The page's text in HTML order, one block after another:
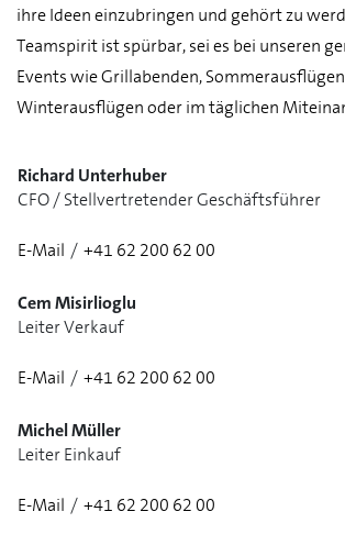
ihre Ideen einzubringen und gehört zu
Teamspirit ist spürbar, sei es bei unseren
Events wie Grillabenden,
Winterausflügen oder im täglichen
Richard Unterhuber
CFO / Stellvertretender Geschäftsführer
E-Mail / +41 62 200 62 00
Cem Misirlioglu
Leiter Verkauf
E-Mail / +41 62 200 62 00
Michel Müller
Leiter Einkauf
E-Mail / +41 62 200 62 00